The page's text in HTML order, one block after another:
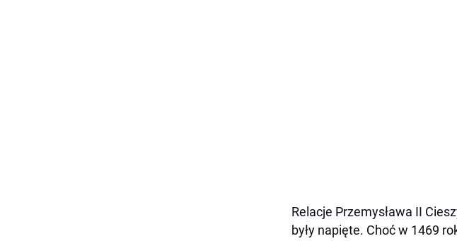
Relacje Przemysława II
były napięte. Choć w 1469